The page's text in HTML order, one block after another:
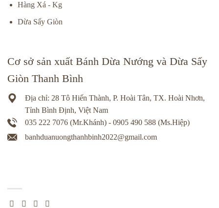
Hàng Xá - Kg
Dừa Sấy Giòn
Cơ sở sản xuất Bánh Dừa Nướng và Dừa Sấy
Giòn Thanh Bình
Địa chỉ: 28 Tô Hiến Thành, P. Hoài Tân, TX. Hoài Nhơn,
Tỉnh Bình Định, Việt Nam
035 222 7076 (Mr.Khánh) - 0905 490 588 (Ms.Hiệp)
banhduanuongthanhbinh2022@gmail.com